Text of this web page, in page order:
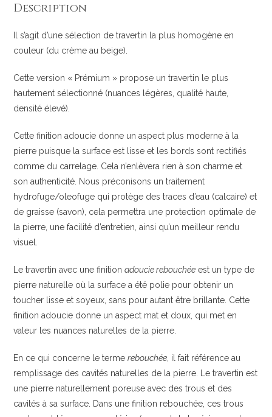
Description
Il s’agit d’une sélection de travertin la plus homogène en
couleur (du crème au beige).
Cette version « Prémium » propose un travertin le plus
hautement sélectionné (nuances légères, qualité haute,
densité élevé).
Cette finition adoucie donne un aspect plus moderne à la
pierre puisque la surface est lisse et les bords sont rectifiés
comme du carrelage. Cela n’enlèvera rien à son charme et
son authenticité. Nous préconisons un traitement
hydrofuge/oleofuge qui protège des traces d’eau (calcaire) et
de graisse (savon), cela permettra une protection optimale de
la pierre, une facilité d’entretien, ainsi qu’un meilleur rendu
visuel.
Le travertin avec une finitionadoucie rebouchée est un type de
pierre naturelle où la surface a été polie pour obtenir un
toucher lisse et soyeux, sans pour autant être brillante. Cette
finition adoucie donne un aspect mat et doux, qui met en
valeur les nuances naturelles de la pierre.
En ce qui concerne le termerebouchée , il fait référence au
remplissage des cavités naturelles de la pierre. Le travertin est
une pierre naturellement poreuse avec des trous et des
cavités à sa surface. Dans une finition rebouchée, ces trous